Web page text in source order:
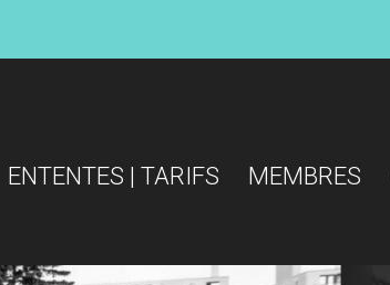
ENTENTES | TARIFS MEMBRES